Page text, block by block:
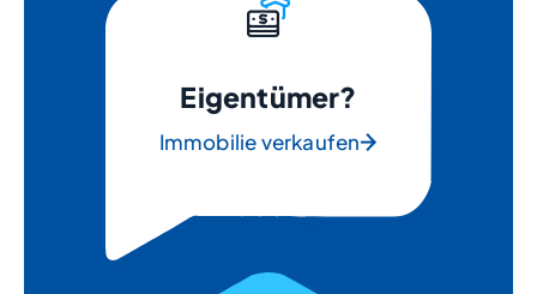
Eigentümer?
Immobilie verkaufen